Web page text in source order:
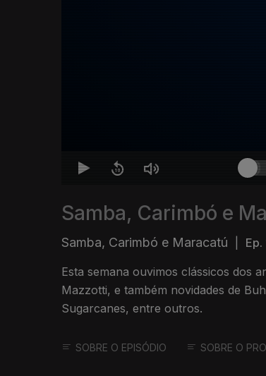
Samba, Carimbó e
Samba, Carimbó e Maracatú Ep.
Esta semana ouvimos clássicos dos
Mazzotti, e também novidades de
Sugarcanes, entre outros.
SOBRE O EPISÓDIO SOBRE O